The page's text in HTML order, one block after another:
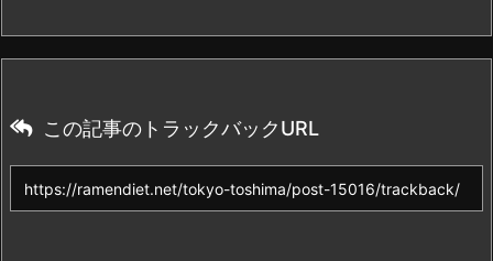
この記事のトラックバックURL